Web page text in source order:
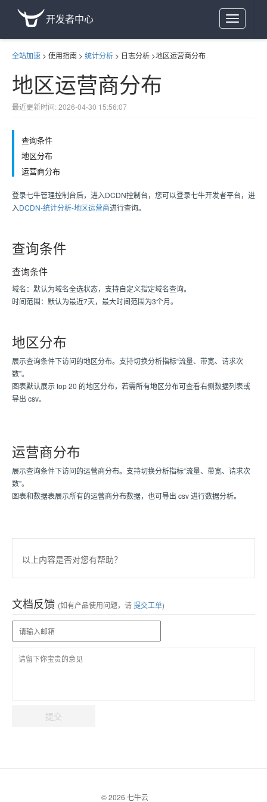
Toggle
navigation
开发者中心
全站加速 > 使用指南 > 统计分析 > 日志分析 >地区运营商分布
地区运营商分布
最近更新时间: 2026-04-30 15:56:07
查询条件
地区分布
运营商分布
登录七牛管理控制台后，进入DCDN控制台，您可以登录七牛开发者平台，进
入DCDN-统计分析-地区运营商进行查询。
查询条件
查询条件
域名：默认为域名全选状态，支持自定义指定域名查询。
时间范围：默认为最近7天，最大时间范围为3个月。
地区分布
展示查询条件下访问的地区分布。支持切换分析指标“流量、带宽、请求次
数”。
图表默认展示 top 20 的地区分布，若需所有地区分布可查看右侧数据列表或
导出 csv。
运营商分布
展示查询条件下访问的运营商分布。支持切换分析指标“流量、带宽、请求次
数”。
图表和数据表展示所有的运营商分布数据，也可导出 csv 进行数据分析。
以上内容是否对您有帮助？
文档反馈 (如有产品使用问题，请提交工单)
提交
© 2026 七牛云